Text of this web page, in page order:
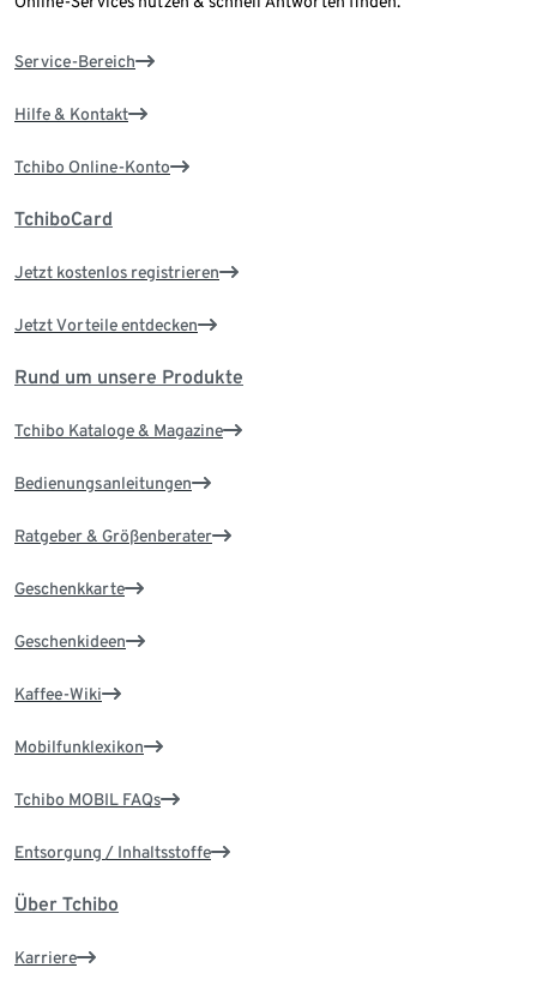
Service-Bereich
Hilfe & Kontakt
Tchibo Online-Konto
TchiboCard
Jetzt kostenlos registrieren
Jetzt Vorteile entdecken
Rund um unsere Produkte
Tchibo Kataloge & Magazine
Bedienungsanleitungen
Ratgeber & Größenberater
Geschenkkarte
Geschenkideen
Kaffee-Wiki
Mobilfunklexikon
Tchibo MOBIL FAQs
Entsorgung / Inhaltsstoffe
Über Tchibo
Karriere